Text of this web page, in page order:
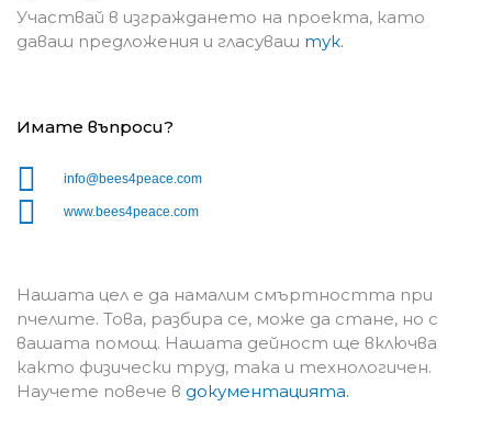
Участвай в изграждането на проекта, като
даваш предложения и гласуваш тук.
Имате въпроси?
info@bees4peace.com
www.bees4peace.com
Нашата цел е да намалим смъртността при
пчелите. Това, разбира се, може да стане, но с
вашата помощ. Нашата дейност ще включва
както физически труд, така и технологичен.
Научете повече в документацията.